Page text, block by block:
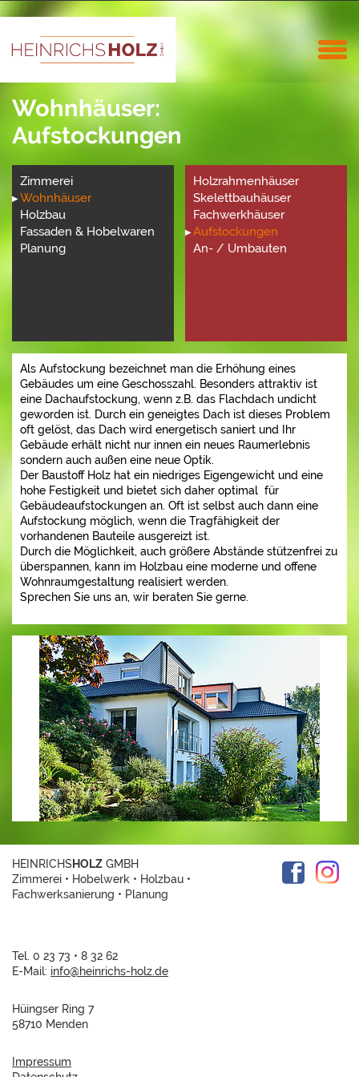
Wohnhäuser:
Aufstockungen
Zimmerei
Wohnhäuser
Holzbau
Fassaden & Hobelwaren
Planung
Holzrahmenhäuser
Skelettbauhäuser
Fachwerkhäuser
Aufstockungen
An- / Umbauten
Als Aufstockung bezeichnet man die Erhöhung eines
Gebäudes um eine Geschosszahl. Besonders attraktiv ist
eine Dachaufstockung, wenn z.B. das Flachdach undicht
geworden ist. Durch ein geneigtes Dach ist dieses Problem
oft gelöst, das Dach wird energetisch saniert und Ihr
Gebäude erhält nicht nur innen ein neues Raumerlebnis
sondern auch außen eine neue Optik.
Der Baustoff Holz hat ein niedriges Eigengewicht und eine
hohe Festigkeit und bietet sich daher optimal für
Gebäudeaufstockungen an. Oft ist selbst auch dann eine
Aufstockung möglich, wenn die Tragfähigkeit der
vorhandenen Bauteile ausgereizt ist.
Durch die Möglichkeit, auch größere Abstände stützenfrei zu
überspannen, kann im Holzbau eine moderne und offene
Wohnraumgestaltung realisiert werden.
Sprechen Sie uns an, wir beraten Sie gerne.
HEINRICHS HOLZ GMBH
Zimmerei • Hobelwerk • Holzbau •
Fachwerksanierung • Planung
Tel. 0 23 73 • 8 32 62
E-Mail: info@heinrichs-holz.de
Hüingser Ring 7
58710 Menden
Impressum